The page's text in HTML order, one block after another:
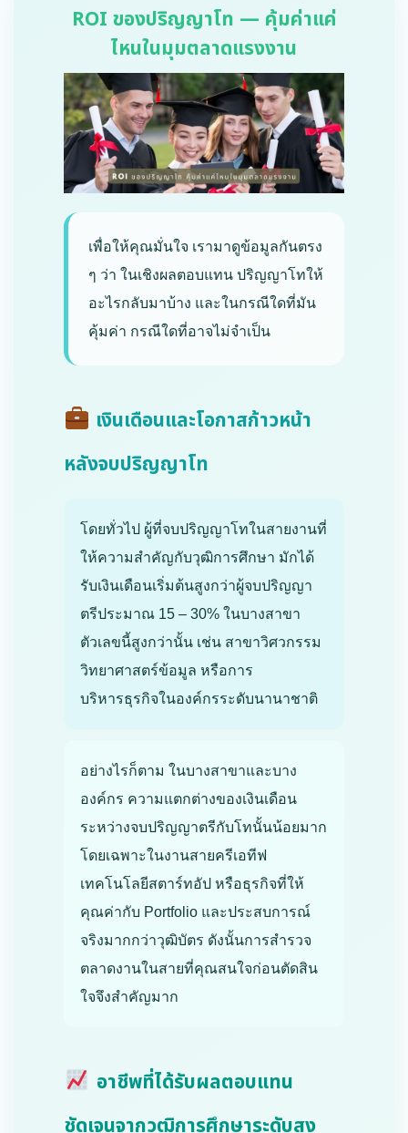
ROI ของปริญญาโท — คุ้มค่าแค่
ไหนในมุมตลาดแรงงาน
เพื่อให้คุณมั่นใจ เรามาดูข้อมูลกันตรง
ๆ ว่า ในเชิงผลตอบแทน ปริญญาโทให้
อะไรกลับมาบ้าง และในกรณีใดที่มัน
คุ้มค่า กรณีใดที่อาจไม่จำเป็น
เงินเดือนและโอกาสก้าวหน้า
หลังจบปริญญาโท
โดยทั่วไป ผู้ที่จบปริญญาโทในสายงานที่
ให้ความสำคัญกับวุฒิการศึกษา มักได้
รับเงินเดือนเริ่มต้นสูงกว่าผู้จบปริญญา
ตรีประมาณ 15 – 30% ในบางสาขา
ตัวเลขนี้สูงกว่านั้น เช่น สาขาวิศวกรรม
วิทยาศาสตร์ข้อมูล หรือการ
บริหารธุรกิจในองค์กรระดับนานาชาติ
อย่างไรก็ตาม ในบางสาขาและบาง
องค์กร ความแตกต่างของเงินเดือน
ระหว่างจบปริญญาตรีกับโทนั้นน้อยมาก
โดยเฉพาะในงานสายครีเอทีฟ
เทคโนโลยีสตาร์ทอัป หรือธุรกิจที่ให้
คุณค่ากับ Portfolio และประสบการณ์
จริงมากกว่าวุฒิบัตร ดังนั้นการสำรวจ
ตลาดงานในสายที่คุณสนใจก่อนตัดสิน
ใจจึงสำคัญมาก
อาชีพที่ได้รับผลตอบแทน
ชัดเจนจากวุฒิการศึกษาระดับสูง